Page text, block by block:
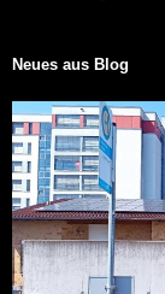
Neues aus Blog